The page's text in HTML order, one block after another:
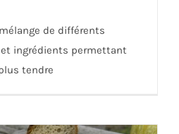
base pour réaliser une
marinade.
de différents
ingrédients permettant
tendre